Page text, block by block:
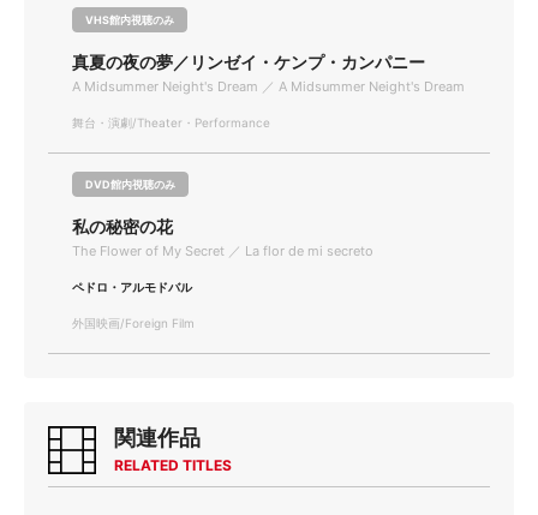
VHS館内視聴のみ
真夏の夜の夢／リンゼイ・ケンプ・カンパニー
A Midsummer Neight's Dream ／ A Midsummer Neight's Dream
舞台・演劇/Theater・Performance
DVD館内視聴のみ
私の秘密の花
The Flower of My Secret ／ La flor de mi secreto
ペドロ・アルモドバル
外国映画/Foreign Film
関連作品
RELATED TITLES